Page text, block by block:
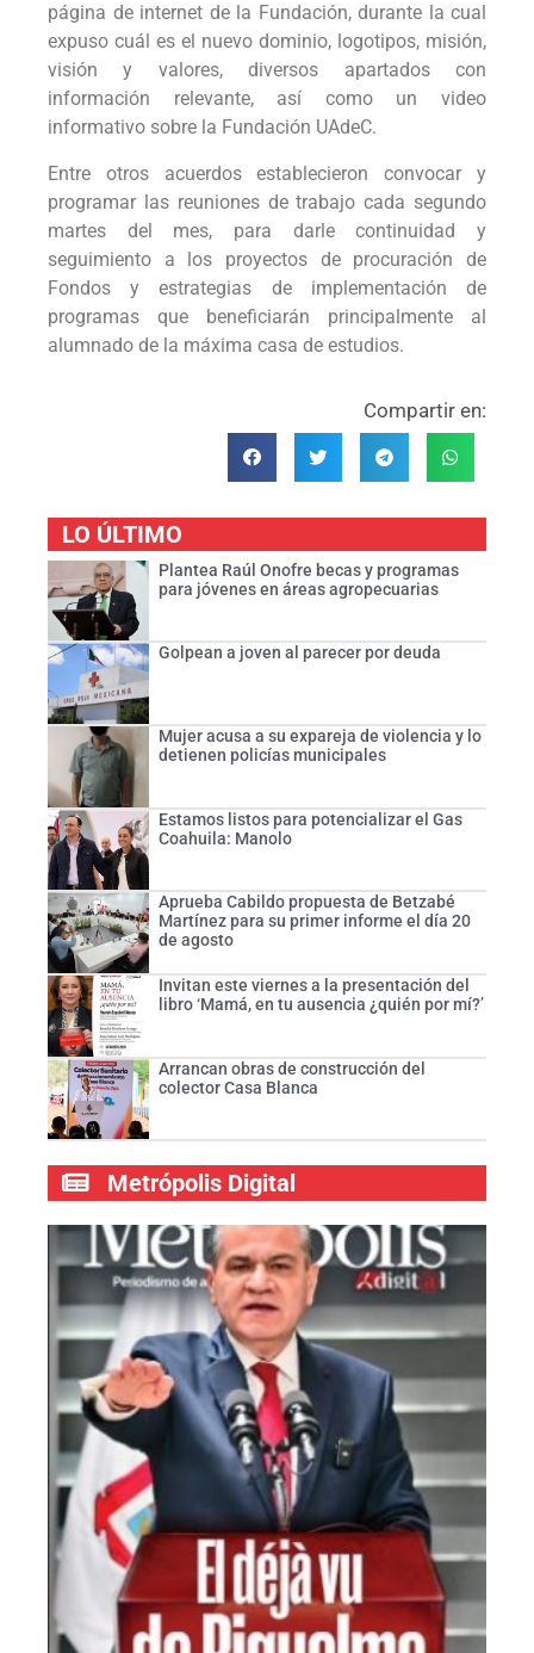
página de internet de la Fundación, durante la cual
expuso cuál es el nuevo dominio, logotipos, misión,
visión y valores, diversos apartados con
información relevante, así como un video
informativo sobre la Fundación UAdeC.
Entre otros acuerdos establecieron convocar y
programar las reuniones de trabajo cada segundo
martes del mes, para darle continuidad y
seguimiento a los proyectos de procuración de
Fondos y estrategias de implementación de
programas que beneficiarán principalmente al
alumnado de la máxima casa de estudios.
Compartir en:
LO ÚLTIMO
Plantea Raúl Onofre becas y programas
para jóvenes en áreas agropecuarias
Golpean a joven al parecer por deuda
Mujer acusa a su expareja de violencia y lo
detienen policías municipales
Estamos listos para potencializar el Gas
Coahuila: Manolo
Aprueba Cabildo propuesta de Betzabé
Martínez para su primer informe el día 20
de agosto
Invitan este viernes a la presentación del
libro ‘Mamá, en tu ausencia ¿quién por mí?’
Arrancan obras de construcción del
colector Casa Blanca
Metrópolis Digital